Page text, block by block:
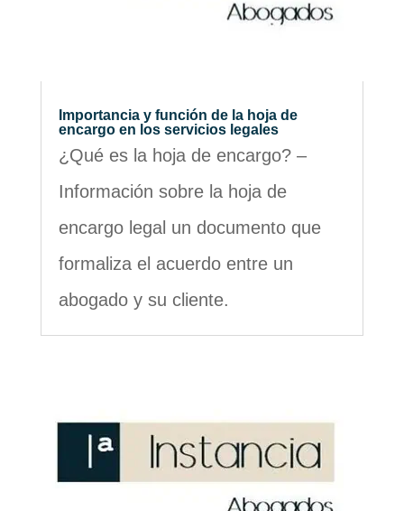
Importancia y función de la hoja de
encargo en los servicios legales
¿Qué es la hoja de encargo? –
Información sobre la hoja de
encargo legal un documento que
formaliza el acuerdo entre un
abogado y su cliente.